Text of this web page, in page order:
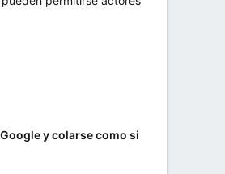
y colarse como si